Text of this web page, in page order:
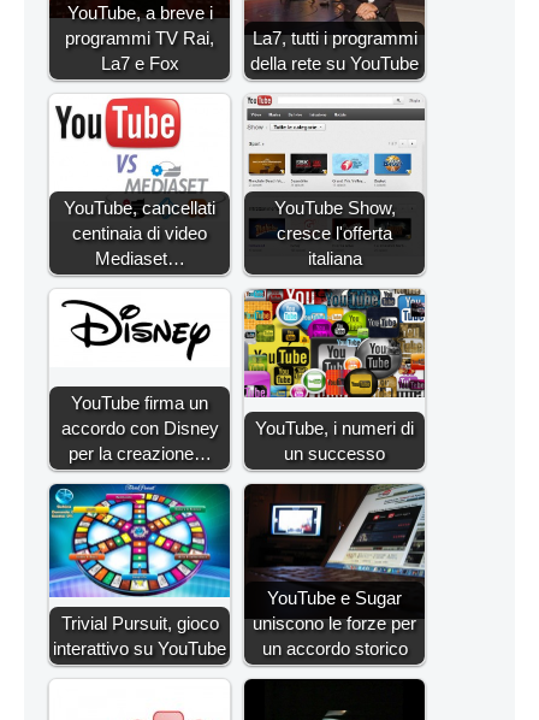
YouTube, a breve i
programmi TV Rai,
La7 e Fox
La7, tutti i programmi
della rete su YouTube
YouTube, cancellati
centinaia di video
Mediaset…
YouTube Show,
cresce l'offerta
italiana
YouTube firma un
accordo con Disney
per la creazione…
YouTube, i numeri di
un successo
Trivial Pursuit, gioco
interattivo su YouTube
YouTube e Sugar
uniscono le forze per
un accordo storico